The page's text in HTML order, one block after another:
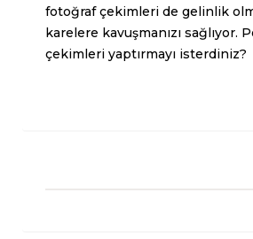
fotoğraf çekimleri de gelinlik
karelere kavuşmanızı sağlıyor.
çekimleri yaptırmayı isterdiniz?